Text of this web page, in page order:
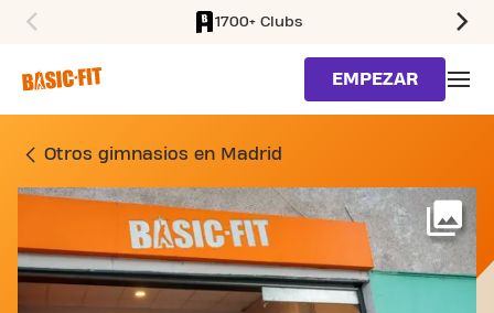
1700+ Clubs
EMPEZAR
GIMNASIO AV. DE
Otros gimnasios en Madrid